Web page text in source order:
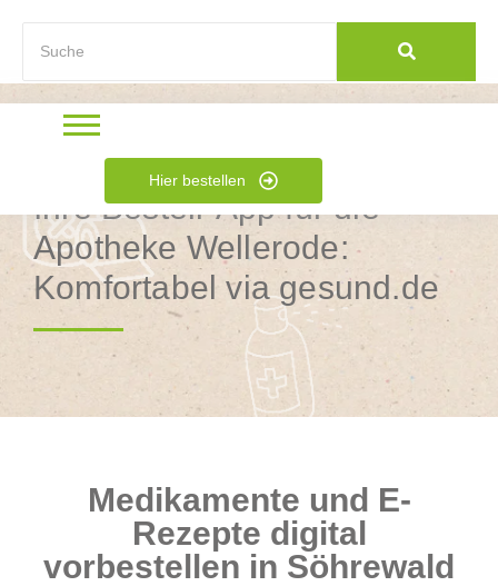
Hier bestellen
Ihre Bestell-App für die
Apotheke Wellerode:
Komfortabel via gesund.de
Medikamente und E-
Rezepte digital
vorbestellen in Söhrewald